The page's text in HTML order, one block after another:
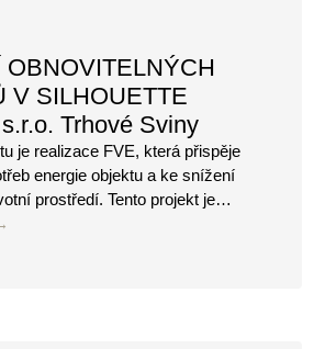
OBNOVITELNÝCH
V SILHOUETTE
Trhové Sviny
je realizace FVE, která přispěje
energie objektu a ke snížení
prostředí. Tento projekt je…